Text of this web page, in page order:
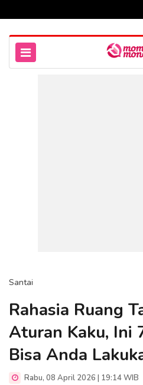
Santai
Rahasia Ruang
Aturan Kaku, Ini
Bisa Anda
Rabu, 08 April 2026 | 19:14 WIB